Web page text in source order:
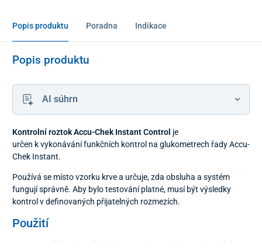
Popis produktu Poradna Indikace
Popis produktu
AI súhrn
Kontrolní roztok Accu-Chek Instant Control je
určen k vykonávání funkčních kontrol na glukometrech řady Accu-
Chek Instant.
Používá se místo vzorku krve a určuje, zda obsluha a systém
fungují správně. Aby bylo testování platné, musí být výsledky
kontrol v definovaných přijatelných rozmezích.
Použití
potřebné množství krve naneste na testovací proužek a